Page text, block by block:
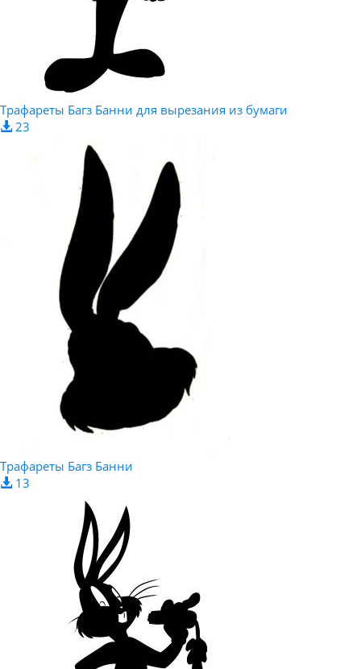
Трафареты Багз Банни для вырезания из бумаги
23
Трафареты Багз Банни
13